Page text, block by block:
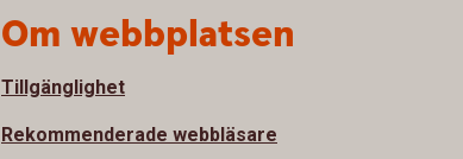
Om webbplatsen
Tillgänglighet
Rekommenderade webbläsare